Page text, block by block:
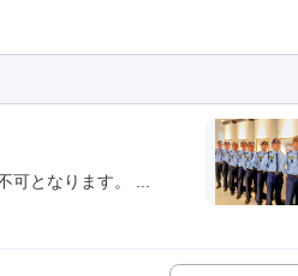
可となります。 ...